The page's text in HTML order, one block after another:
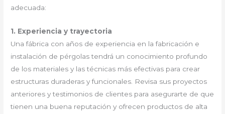
adecuada:
1. Experiencia y trayectoria
Una fábrica con años de experiencia en la fabricación e
instalación de pérgolas tendrá un conocimiento profundo
de los materiales y las técnicas más efectivas para crear
estructuras duraderas y funcionales. Revisa sus proyectos
anteriores y testimonios de clientes para asegurarte de que
tienen una buena reputación y ofrecen productos de alta